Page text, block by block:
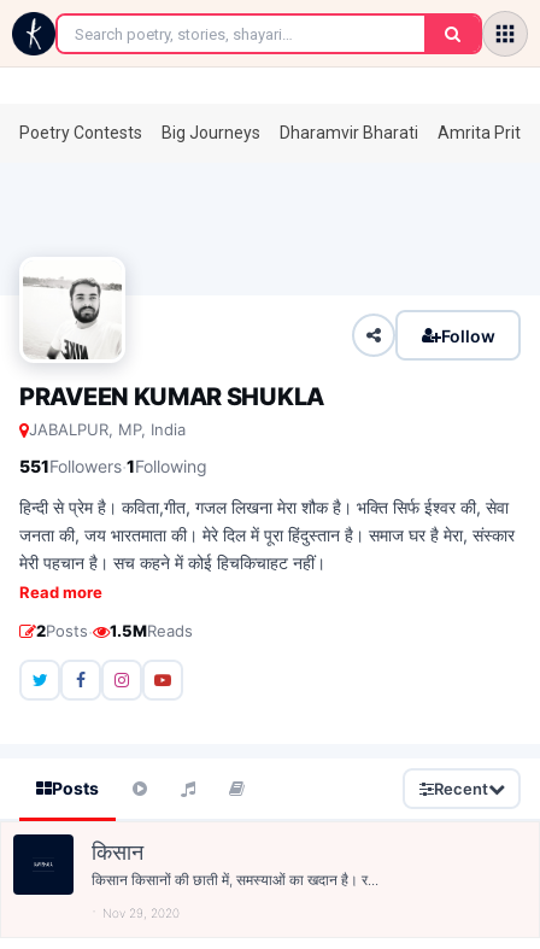
←
Poetry Contests Big Journeys Dharamvir Bharati Amrita
Follow
PRAVEEN KUMAR SHUKLA
JABALPUR, MP, India
551Followers·1Following
हिन्दी से प्रेम है। कविता,गीत, गजल लिखना मेरा शौक है। भक्ति सिर्फ ईश्वर की, सेवा
जनता की, जय भारतमाता की। मेरे दिल में पूरा हिंदुस्तान है। समाज घर है मेरा, संस्कार
मेरी पहचान है। सच कहने में कोई हिचकिचाहट नहीं।
Read more
2Posts· 1.5MReads
Posts Recent
किसान
किसान किसानों की छाती में, समस्याओं का खदान है। र...
Nov 29, 2020